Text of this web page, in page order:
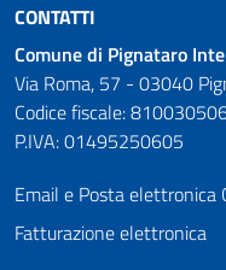
CONTATTI
Comune di Pignataro
Via Roma, 57 - 03040
Codice fiscale:
P.IVA: 01495250605
Email e Posta elettronica
Fatturazione elettronica